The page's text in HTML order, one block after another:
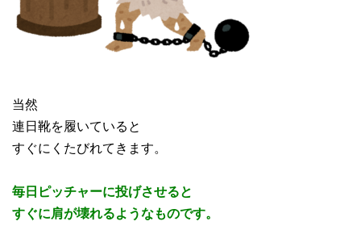
当然
連日靴を履いていると
すぐにくたびれてきます。
毎日ピッチャーに投げさせると
すぐに肩が壊れるようなものです。